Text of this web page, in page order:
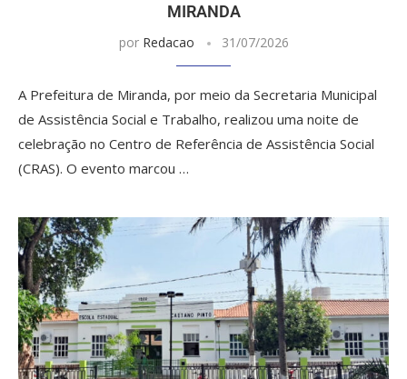
MIRANDA
por Redacao 31/07/2026
A Prefeitura de Miranda, por meio da Secretaria Municipal
de Assistência Social e Trabalho, realizou uma noite de
celebração no Centro de Referência de Assistência Social
(CRAS). O evento marcou …